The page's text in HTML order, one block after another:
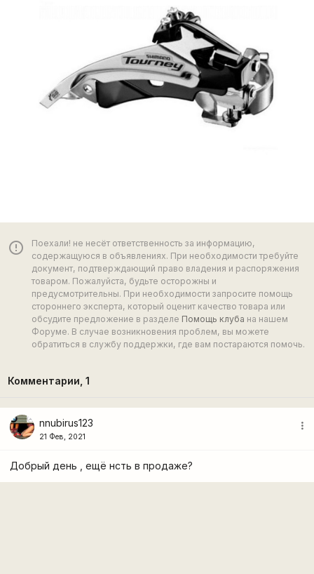
error_outline
Поехали! не несёт ответственность за информацию,
содержащуюся в объявлениях. При необходимости требуйте
документ, подтверждающий право владения и распоряжения
товаром. Пожалуйста, будьте осторожны и
предусмотрительны. При необходимости запросите помощь
стороннего эксперта, который оценит качество товара или
обсудите предложение в разделе Помощь клуба на нашем
Форуме. В случае возникновения проблем, вы можете
обратиться в службу поддержки, где вам постараются помочь.
Комментарии, 1
nnubirus123
21 Фев, 2021
more_vert
Добрый день , ещё нсть в продаже?